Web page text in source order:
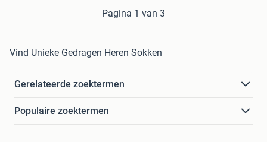
Pagina 1 van 3
Vind Unieke Gedragen Heren Sokken
Gerelateerde zoektermen
Populaire zoektermen